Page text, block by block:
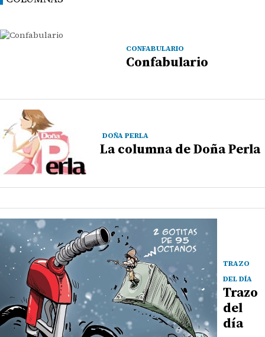
CONFABULARIO
Confabulario
DOÑA PERLA
La columna de Doña Perla
TRAZO
DEL DÍA
Trazo
del
día